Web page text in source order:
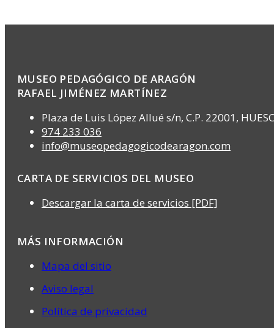
MUSEO PEDAGÓGICO DE ARAGÓN
RAFAEL JIMÉNEZ MARTÍNEZ
Plaza de Luis López Allué s/n, C.P. 22001,
974 233 036
info@museopedagogicodearagon.com
CARTA DE SERVICIOS DEL MUSEO
Descargar la carta de servicios [PDF]
MÁS INFORMACIÓN
Mapa del sitio
Aviso legal
Política de privacidad